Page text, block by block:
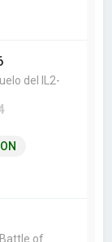
del IL2-
of